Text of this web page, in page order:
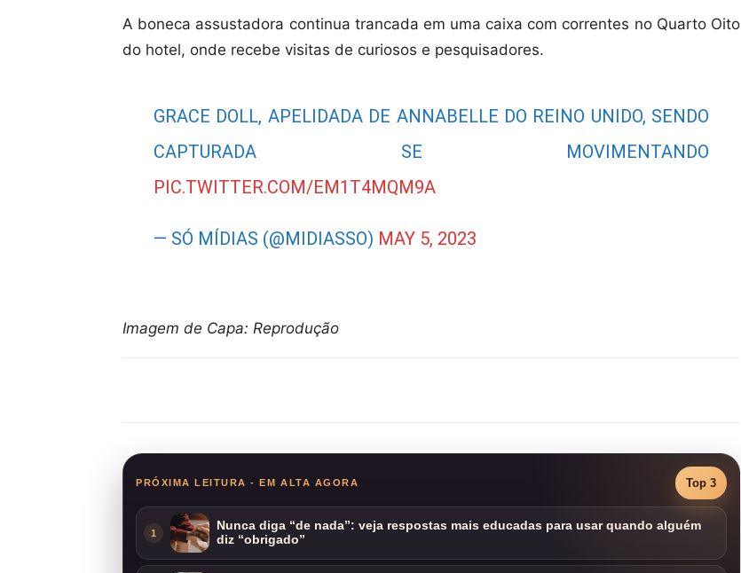
A boneca assustadora continua trancada em uma caixa com correntes no Quarto Oito
do hotel, onde recebe visitas de curiosos e pesquisadores.
GRACE DOLL, APELIDADA DE ANNABELLE DO REINO UNIDO, SENDO
CAPTURADA SE MOVIMENTANDO
PIC.TWITTER.COM/EM1T4MQM9A
— SÓ MÍDIAS (@MIDIASSO) MAY 5, 2023
Imagem de Capa: Reprodução
PRÓXIMA LEITURA - EM ALTA AGORA Top 3
1
Nunca diga “de nada”: veja respostas mais educadas para usar quando alguém
diz “obrigado”